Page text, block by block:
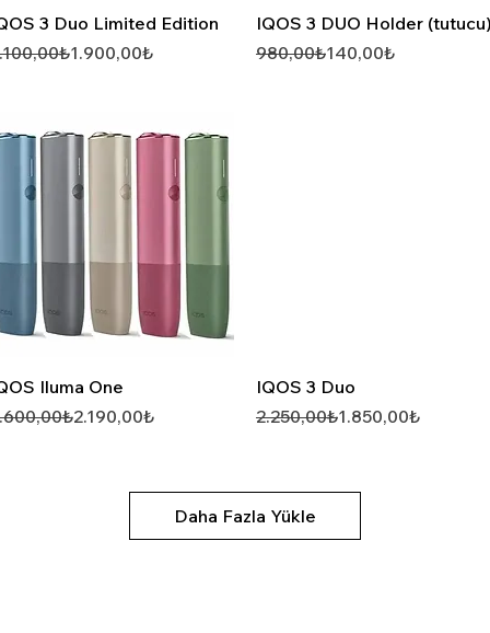
Hızlı Görünüm
3 Duo Limited Edition
Fiyat
Fiyat
1.900,00₺
Hızlı Görünüm
IQOS 3 DUO Holder (tutucu)
Normal Fiyat
980,00₺
İndirimli Fiyat
140,00₺
Hızlı Görünüm
Iluma One
Fiyat
Fiyat
2.190,00₺
Hızlı Görünüm
IQOS 3 Duo
Normal Fiyat
2.250,00₺
İndirimli Fiyat1.850,00₺
Daha Fazla Yükle